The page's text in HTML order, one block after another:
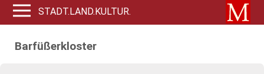
STADT.LAND.KULTUR.
Barfüßerkloster